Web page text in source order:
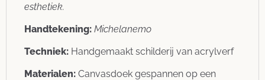
esthetiek.
Handtekening: Michelanemo
Techniek: Handgemaakt schilderij van acrylverf
Materialen: Canvasdoek gespannen op een